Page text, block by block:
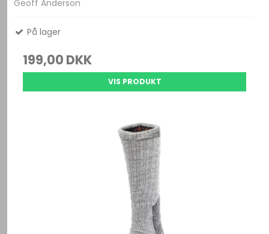
Geoff Anderson
På lager
199,00 DKK
VIS PRODUKT